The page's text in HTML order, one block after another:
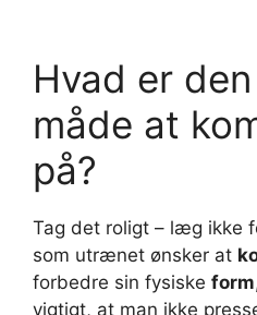
Hvad er
måde at
på?
Tag det roligt – læg ikke
som utrænet ønsker at
forbedre sin fysiske form
vigtigt, at man ikke